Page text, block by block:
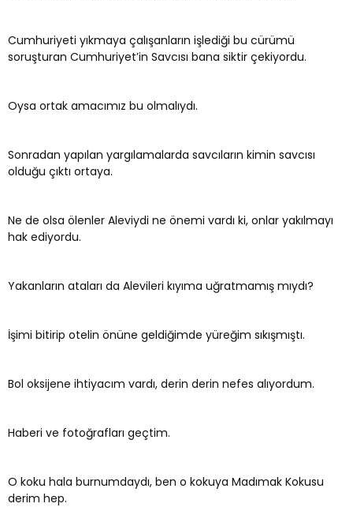
Cumhuriyeti yıkmaya çalışanların işlediği bu cürümü
soruşturan Cumhuriyet’in Savcısı bana siktir çekiyordu.
Oysa ortak amacımız bu olmalıydı.
Sonradan yapılan yargılamalarda savcıların kimin savcısı
olduğu çıktı ortaya.
Ne de olsa ölenler Aleviydi ne önemi vardı ki, onlar yakılmayı
hak ediyordu.
Yakanların ataları da Alevileri kıyıma uğratmamış mıydı?
İşimi bitirip otelin önüne geldiğimde yüreğim sıkışmıştı.
Bol oksijene ihtiyacım vardı, derin derin nefes alıyordum.
Haberi ve fotoğrafları geçtim.
O koku hala burnumdaydı, ben o kokuya Madımak Kokusu
derim hep.